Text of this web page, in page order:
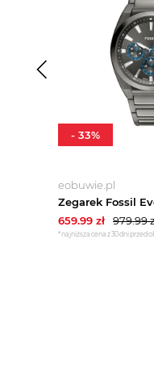
eobuwie.pl
659.99 zł 979.99
*najniższa cena z 30 dni przed
- 33%